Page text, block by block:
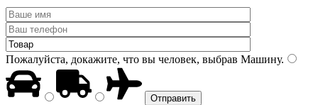
Пожалуйста, докажите, что вы человек, выбрав Машину.